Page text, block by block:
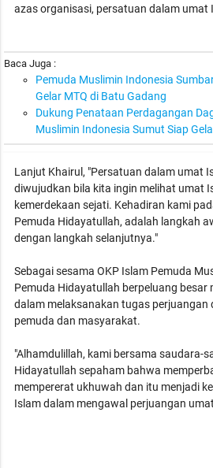
azas organisasi, persatuan dalam umat
Baca Juga :
Pemuda Muslimin Indonesia
Gelar MTQ di Batu Gadang
Dukung Penataan Perdagangan
Muslimin Indonesia Sumut Siap
Lanjut Khairul, "Persatuan dalam umat
diwujudkan bila kita ingin melihat umat
kemerdekaan sejati. Kehadiran kami
Pemuda Hidayatullah, adalah langkah
dengan langkah selanjutnya."
Sebagai sesama OKP Islam Pemuda
Pemuda Hidayatullah berpeluang
dalam melaksanakan tugas perjuangan
pemuda dan masyarakat.
"Alhamdulillah, kami bersama saudara-
Hidayatullah sepaham bahwa
mempererat ukhuwah dan itu menjadi
Islam dalam mengawal perjuangan